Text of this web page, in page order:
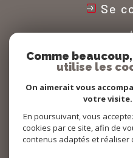
Se
© 2026 | TOUS DROITS RÉSERVÉS
Comme
utilise les
On aimerait vous
votre visite.
En poursuivant, vous
cookies par ce site, afin de
contenus adaptés et réaliser